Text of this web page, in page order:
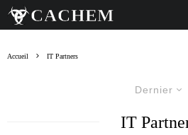
Accueil IT Partners
Dernier
IT